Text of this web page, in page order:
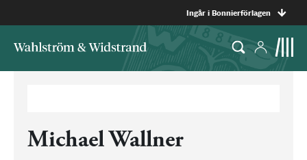
Ingår i Bonnierförlagen
Michael Wallner